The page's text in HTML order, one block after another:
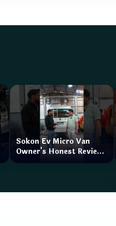
Sokon Ev Micro Van
Owner's Honest Review
How is the service?